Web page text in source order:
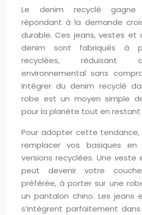
Le denim recyclé gagne
répondant à la demande
durable. Ces jeans, vestes et
denim sont fabriqués à
recyclées, réduisant
environnemental sans
Intégrer du denim recyclé
robe est un moyen simple
pour la planète tout en
Pour adopter cette
remplacer vos basiques
versions recyclées. Une veste
peut devenir votre
préférée, à porter sur une
un pantalon chino. Les jeans
s’intègrent parfaitement